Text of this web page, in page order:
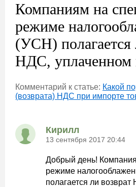
Компаниям на
режиме
(УСН) полагается
НДС, уплаченном
Комментарий к статье: Какой
(возврата) НДС при импорте
Кирилл
13 сентября 2017 20:44
Добрый день!
режиме
полагается ли